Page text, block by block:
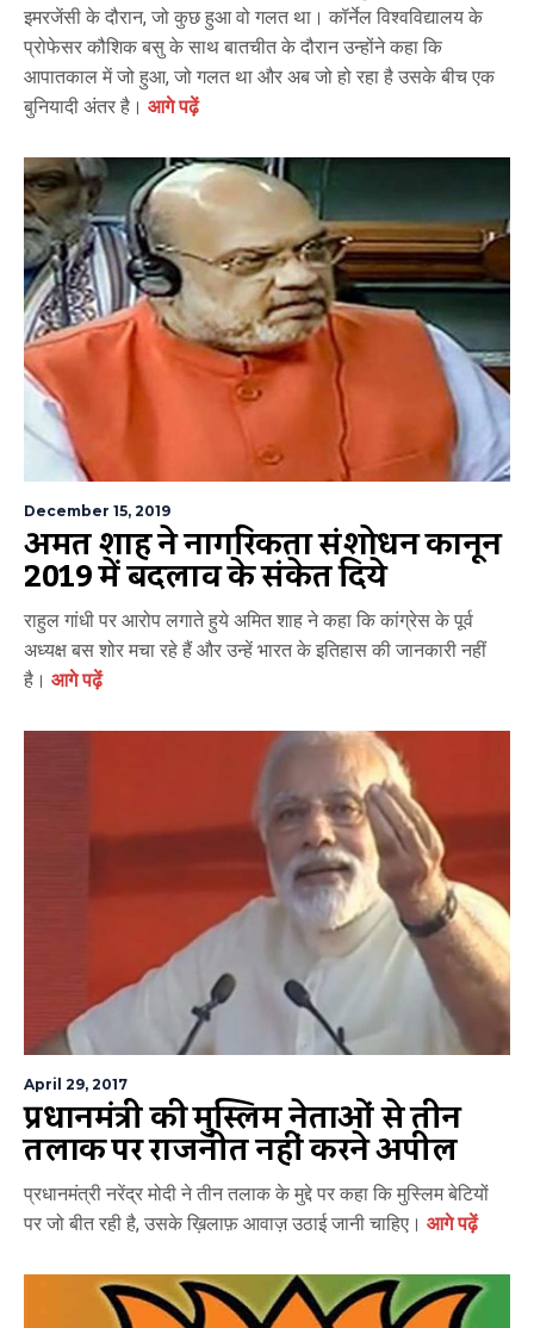
इमरजेंसी के दौरान, जो कुछ हुआ वो गलत था। कॉर्नेल विश्वविद्यालय के
प्रोफेसर कौशिक बसु के साथ बातचीत के दौरान उन्होंने कहा कि
आपातकाल में जो हुआ, जो गलत था और अब जो हो रहा है उसके बीच एक
बुनियादी अंतर है। आगे पढ़ें
December 15, 2019
अमित शाह ने नागरिकता संशोधन कानून
2019 में बदलाव के संकेत दिये
राहुल गांधी पर आरोप लगाते हुये अमित शाह ने कहा कि कांग्रेस के पूर्व
अध्यक्ष बस शोर मचा रहे हैं और उन्हें भारत के इतिहास की जानकारी नहीं
है। आगे पढ़ें
April 29, 2017
प्रधानमंत्री की मुस्लिम नेताओं से तीन
तलाक पर राजनीति नहीं करने अपील
प्रधानमंत्री नरेंद्र मोदी ने तीन तलाक के मुद्दे पर कहा कि मुस्लिम बेटियों
पर जो बीत रही है, उसके ख़िलाफ़ आवाज़ उठाई जानी चाहिए। आगे पढ़ें